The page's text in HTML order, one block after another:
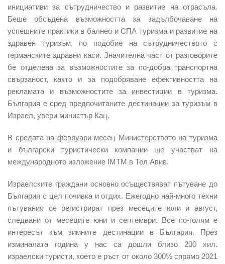
инициативи за сътрудничество и развитие на отрасъла.
Беше обсъдена възможността за задълбочаване на
успешните практики в балнео и СПА туризма и развитие на
здравен туризъм, по подобие на сътрудничеството с
германските здравни каси. Значителна част от разговорите
бе отделена за възможностите за по-добра транспортна
свързаност, както и за подобряване ефективността на
рекламата и възможностите за инвестиции в туризма.
България е сред предпочитаните дестинации за туризъм в
Израел, увери министър Кац.
В средата на февруари месец Министерството на туризма
и български туристически компании ще участват на
международното изложение IMTM в Тел Авив.
Израелските граждани основно осъществяват пътуване до
България с цел почивка и отдих. Ежегодно най-много техни
пътувания се регистрират през месеците юли и август,
следвани от месеците юни и септември. Все по-голям е
интересът към зимните дестинации в България. През
изминалата година у нас са дошли близо 200 хил.
израелски туристи, което е ръст от около 300% спрямо 2021